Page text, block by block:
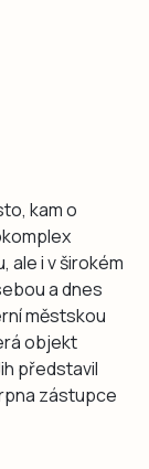
kam o
ale i v širokém
a dnes
městskou
objekt
představil
zástupce